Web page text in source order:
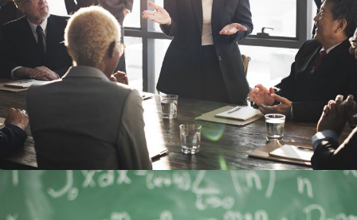
6 DE JUNIO DE 2016
SECUREADMIN_WP9K3